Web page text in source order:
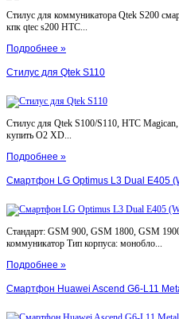
Стилус для коммуникатора Qtek S200
кпк qtec s200 HTC...
Подробнее »
Стилус для Qtek S110
Стилус для Qtek S100/S110, HTC
купить O2 XD...
Подробнее »
Смартфон LG Optimus L3 Dual E405
Стандарт: GSM 900, GSM 1800, GSM
коммуникатор Тип корпуса: монобло...
Подробнее »
Смартфон Huawei Ascend G6-L11